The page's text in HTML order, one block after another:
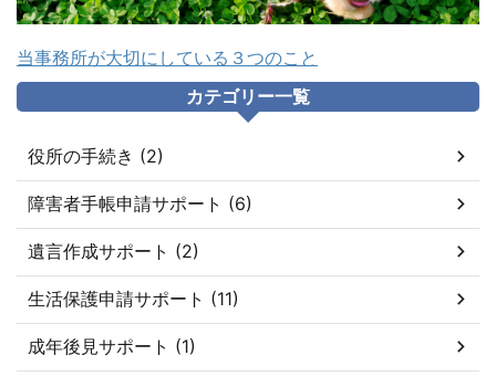
当事務所が大切にしている３つのこと
カテゴリー一覧
役所の手続き (2)
障害者手帳申請サポート (6)
遺言作成サポート (2)
生活保護申請サポート (11)
成年後見サポート (1)